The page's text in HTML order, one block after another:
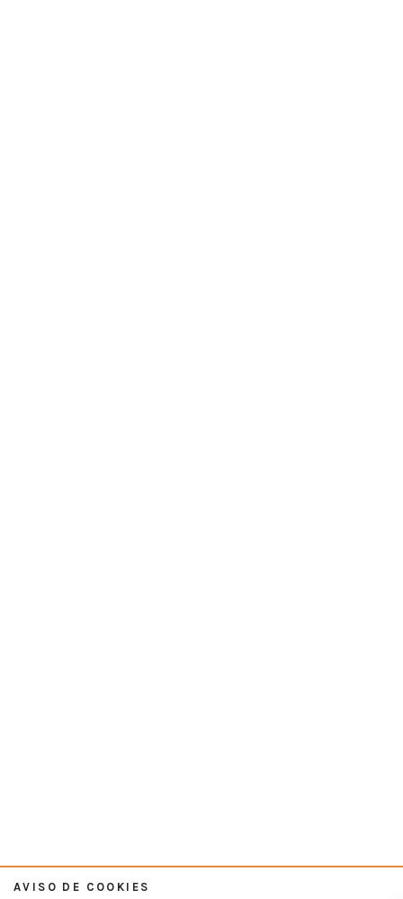
AVISO DE COOKIES